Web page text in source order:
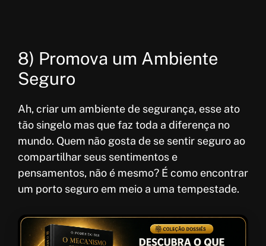
8) Promova um Ambiente
Seguro
Ah, criar um ambiente de segurança, esse ato
tão singelo mas que faz toda a diferença no
mundo. Quem não gosta de se sentir seguro ao
compartilhar seus sentimentos e
pensamentos, não é mesmo? É como encontrar
um porto seguro em meio a uma tempestade.